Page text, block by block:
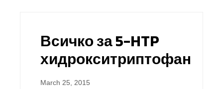
Всичко за 5-HTP
хидрокситриптофан
March 25, 2015